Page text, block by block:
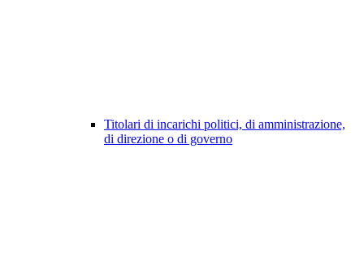
Titolari di incarichi politici, di amministrazione,
di direzione o di governo